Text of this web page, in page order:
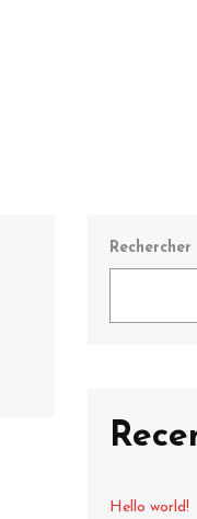
Rechercher
Hello world!